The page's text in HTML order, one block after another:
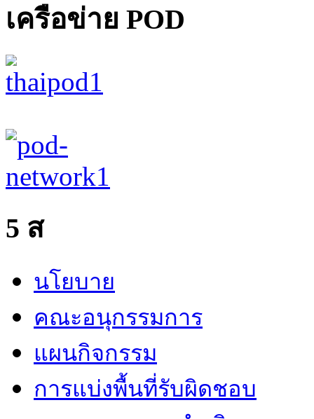
เครือข่าย POD
luxury
shop
5 ส
นโยบาย
คณะอนุกรรมการ
แผนกิจกรรม
การแบ่งพื้นที่รับผิดชอบ